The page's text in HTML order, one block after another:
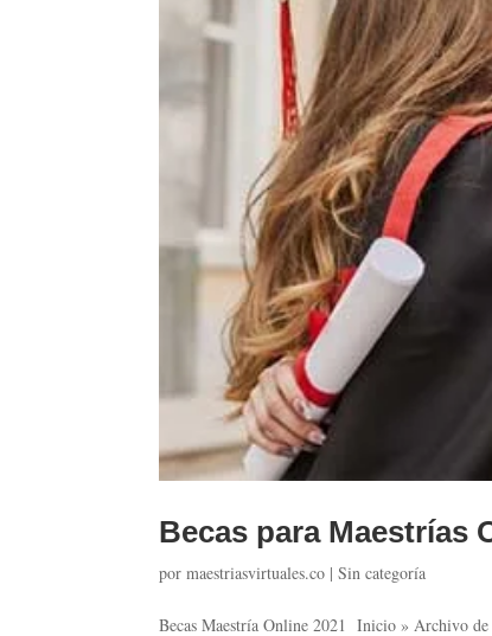
Becas para Maestrías
pormaestriasvirtuales.co |Sin categoría
Becas Maestría Online 2021 Inicio » Archivo de